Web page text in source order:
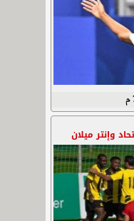
وإنتر ميلان